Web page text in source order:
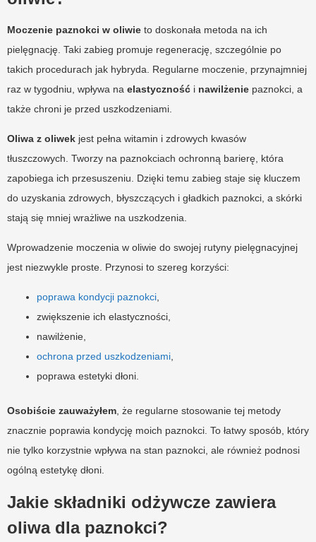
Moczenie paznokci w oliwie to doskonała metoda na ich
pielęgnację. Taki zabieg promuje regenerację, szczególnie po
takich procedurach jak hybryda. Regularne moczenie, przynajmniej
raz w tygodniu, wpływa na elastyczność i nawilżenie paznokci, a
także chroni je przed uszkodzeniami.
Oliwa z oliwek jest pełna witamin i zdrowych kwasów
tłuszczowych. Tworzy na paznokciach ochronną barierę, która
zapobiega ich przesuszeniu. Dzięki temu zabieg staje się kluczem
do uzyskania zdrowych, błyszczących i gładkich paznokci, a skórki
stają się mniej wrażliwe na uszkodzenia.
Wprowadzenie moczenia w oliwie do swojej rutyny pielęgnacyjnej
jest niezwykle proste. Przynosi to szereg korzyści:
poprawa kondycji paznokci
zwiększenie ich elastyczności,
nawilżenie,
ochrona przed uszkodzeniami
poprawa estetyki dłoni.
Osobiście zauważyłem , że regularne stosowanie tej metody
znacznie poprawia kondycję moich paznokci. To łatwy sposób, który
nie tylko korzystnie wpływa na stan paznokci, ale również podnosi
ogólną estetykę dłoni.
Jakie składniki odżywcze zawiera
oliwa dla paznokci?